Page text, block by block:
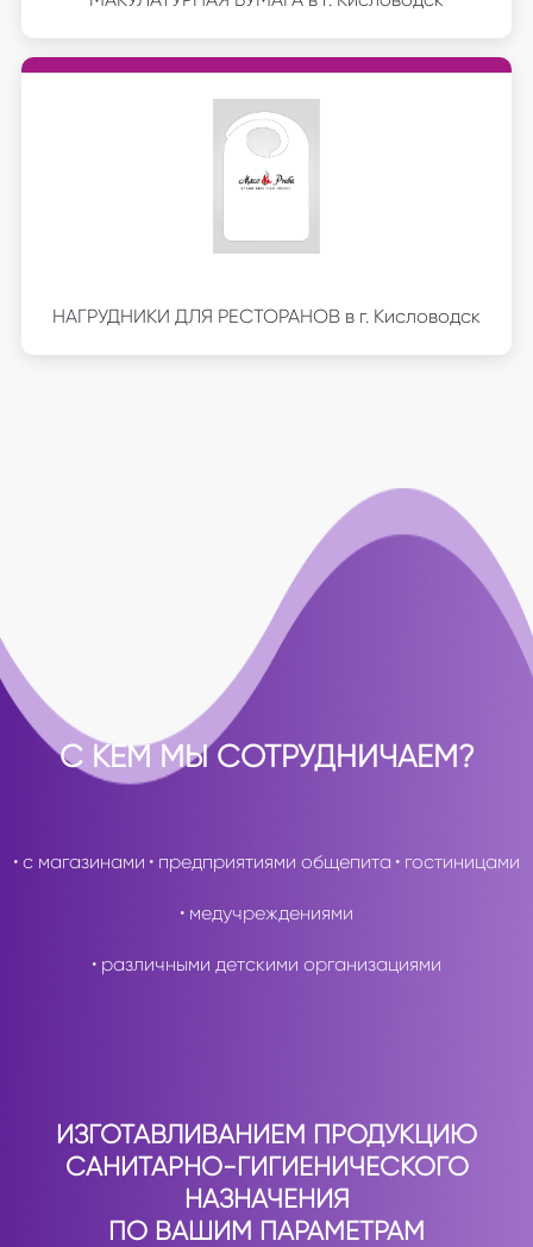
НАГРУДНИКИ ДЛЯ РЕСТОРАНОВ в г. Кисловодск
С КЕМ МЫ СОТРУДНИЧАЕМ?
• с магазинами • предприятиями общепита • гостиницами
• медучреждениями
• различными детскими организациями
ИЗГОТАВЛИВАНИЕМ ПРОДУКЦИЮ
САНИТАРНО-ГИГИЕНИЧЕСКОГО
НАЗНАЧЕНИЯ
ПО ВАШИМ ПАРАМЕТРАМ